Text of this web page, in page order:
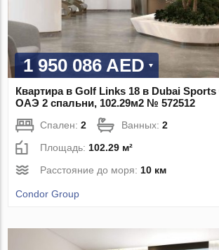
1 950 086 AED
Квартира в Golf Links 18 в Dubai
ОАЭ 2 спальни, 102.29м2 № 572512
Спален:2 Ванных:2
Площадь:102.29 м²
Расстояние до моря:10 км
Condor Group